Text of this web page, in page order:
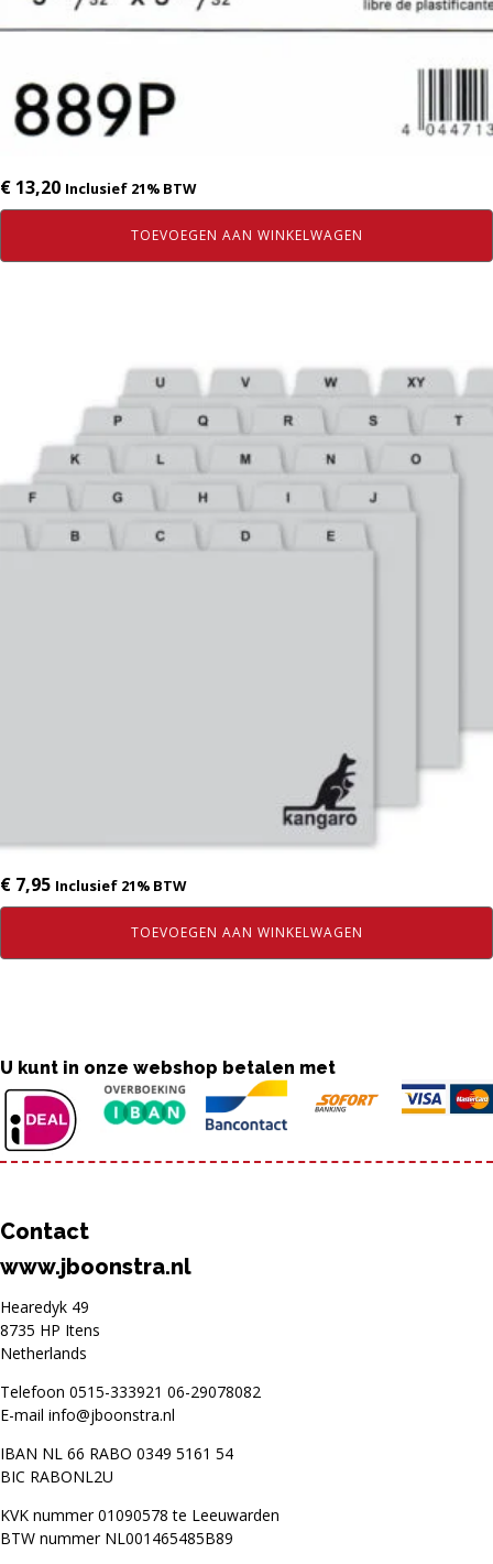
€ 13,20 Inclusief 21% BTW
TOEVOEGEN AAN WINKELWAGEN
€ 7,95 Inclusief 21% BTW
TOEVOEGEN AAN WINKELWAGEN
U kunt in onze webshop betalen met
Contact
www.jboonstra.nl
Hearedyk 49
8735 HP Itens
Netherlands
Telefoon 0515-333921 06-29078082
E-mail info@jboonstra.nl
IBAN NL 66 RABO 0349 5161 54
BIC RABONL2U
KVK nummer 01090578 te Leeuwarden
BTW nummer NL001465485B89